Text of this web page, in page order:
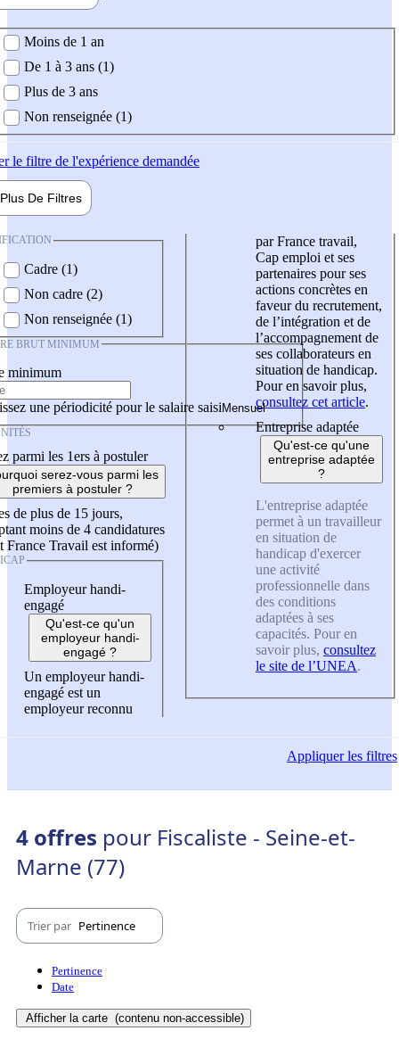
demandée
Moins de 1 an
De 1 à 3 ans (1)
Plus de 3 ans
Non renseignée (1)
le filtre de l'expérience demandée
Plus De Filtres
Cadre (1)
Non cadre (2)
Non renseignée (1)
BRUT MINIMUM
minimum
une périodicité pour le salaire saisi
parmi les 1ers à postuler
serez-vous parmi les
premiers à postuler ?
de plus de 15 jours,
moins de 4 candidatures
France Travail est informé)
Employeur handi-
engagé
Qu'est-ce qu'un
employeur handi-
engagé ?
Un employeur handi-
engagé est un
employeur reconnu
par France travail,
Cap emploi et ses
partenaires pour ses
actions concrètes en
faveur du recrutement,
de l’intégration et de
l’accompagnement de
ses collaborateurs en
situation de handicap.
Pour en savoir plus,
consultez cet article.
Entreprise adaptée
Qu'est-ce qu'une
entreprise adaptée
?
L'entreprise adaptée
permet à un travailleur
en situation de
handicap d'exercer
une activité
professionnelle dans
des conditions
adaptées à ses
capacités. Pour en
savoir plus, consultez
le site de l’UNEA.
Appliquerles filtres
4 offres pour Fiscaliste - Seine-et-
Marne (77)
Trier par Pertinence
Pertinence
Date
Afficher la carte (contenu non-accessible)